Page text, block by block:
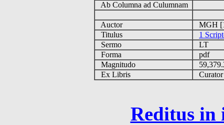
Ab Columna ad Culumnam
Auctor
MGH
Titulus
1
Sermo
LT
Forma
pdf
Magnitudo
Ex Libris
Reditus in